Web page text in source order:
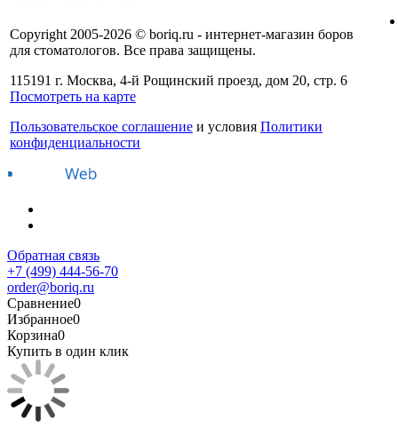
Copyright 2005-2026 © boriq.ru - интернет-магазин боров
для стоматологов. Все права защищены.
115191 г. Москва, 4-й Рощинский проезд, дом 20, стр. 6
Посмотреть на карте
Пользовательское соглашение и условия Политики
конфиденциальности
Обратная связь
+7 (499) 444-56-70
order@boriq.ru
Сравнение0
Избранное0
Корзина0
Купить в один клик